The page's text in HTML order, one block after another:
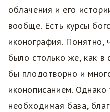
облачения и его
вообще. Есть курсы
иконография. Понятно,
было столько же, как в
бы плодотворно и
иконописанием. Однако
необходимая база,